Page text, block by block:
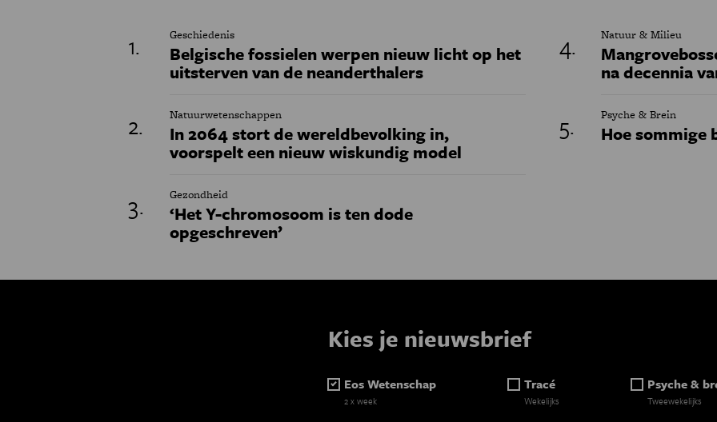
Geschiedenis
Belgische fossielen werpen nieuw licht op het
uitsterven van de neanderthalers
Natuurwetenschappen
In 2064 stort de wereldbevolking in,
voorspelt een nieuw wiskundig model
Gezondheid
‘Het Y-chromosoom is ten dode
opgeschreven’
Natuur & Milieu
na decennia
Psyche & Brein
Hoe sommige
Kies je nieuwsbrief
Eos Wetenschap
2 x week
Tracé
Wekelijks
Psyche &
Tweewekelijks